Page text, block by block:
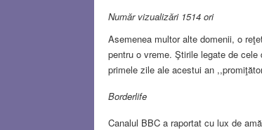
Număr vizualizări 1514 ori
Asemenea multor alte domenii, o
pentru o vreme. Ştirile legate de
primele zile ale acestui an
Borderlife
Canalul BBC a raportat cu lux de